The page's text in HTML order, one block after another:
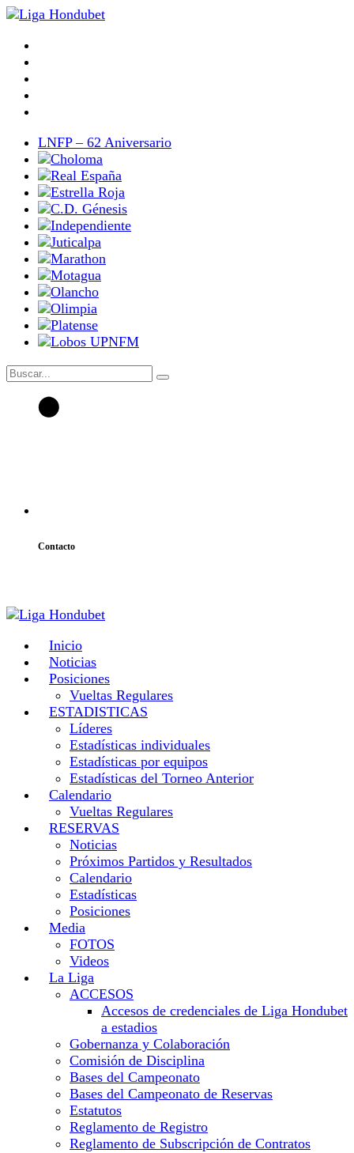
LNFP – 62 Aniversario
Contacto
Inicio
Noticias
Posiciones
Vueltas Regulares
ESTADISTICAS
Líderes
Estadísticas individuales
Estadísticas por equipos
Estadísticas del Torneo Anterior
Calendario
Vueltas Regulares
RESERVAS
Noticias
Próximos Partidos y Resultados
Calendario
Estadísticas
Posiciones
Media
FOTOS
Videos
La Liga
ACCESOS
Accesos de credenciales de Liga Hondubet
a estadios
Gobernanza y Colaboración
Comisión de Disciplina
Bases del Campeonato
Bases del Campeonato de Reservas
Estatutos
Reglamento de Registro
Reglamento de Subscripción de Contratos